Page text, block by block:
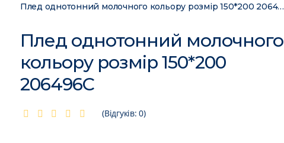
Плед однотонний молочного кольору розмір 150*200 206496C
Плед однотонний молочного
кольору розмір 150*200
206496C
(Відгуків: 0)